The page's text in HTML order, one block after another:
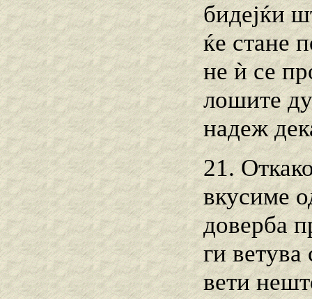
бидејќи
ќе стане
не ѝ се
лошите
надеж
21.
вкусиме
доверба
ги
вети